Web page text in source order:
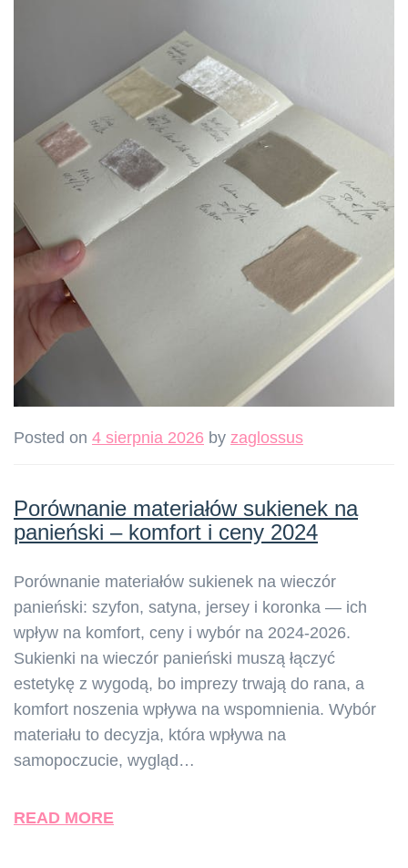
Posted on 4 sierpnia 2026 by zaglossus
Porównanie materiałów sukienek na
panieński – komfort i ceny 2024
Porównanie materiałów sukienek na wieczór
panieński: szyfon, satyna, jersey i koronka — ich
wpływ na komfort, ceny i wybór na 2024-2026.
Sukienki na wieczór panieński muszą łączyć
estetykę z wygodą, bo imprezy trwają do rana, a
komfort noszenia wpływa na wspomnienia. Wybór
materiału to decyzja, która wpływa na
samopoczucie, wygląd…
READ MORE